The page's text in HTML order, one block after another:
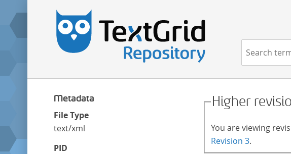
Metadata
File Type
text/xml
PID
Higher
You are viewing
Revision 3.